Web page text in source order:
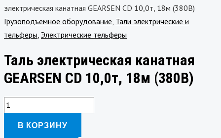
электрическая канатная GEARSEN CD 10,0т, 18м (380В)
Грузоподъемное оборудование, Тали электрические и
тельферы, Электрические тельферы
Таль электрическая канатная
GEARSEN CD 10,0т, 18м (380В)
В КОРЗИНУ